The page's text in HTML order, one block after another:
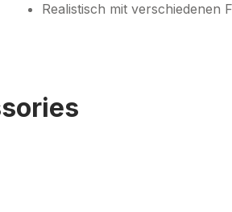
Realistisch mit verschiedenen